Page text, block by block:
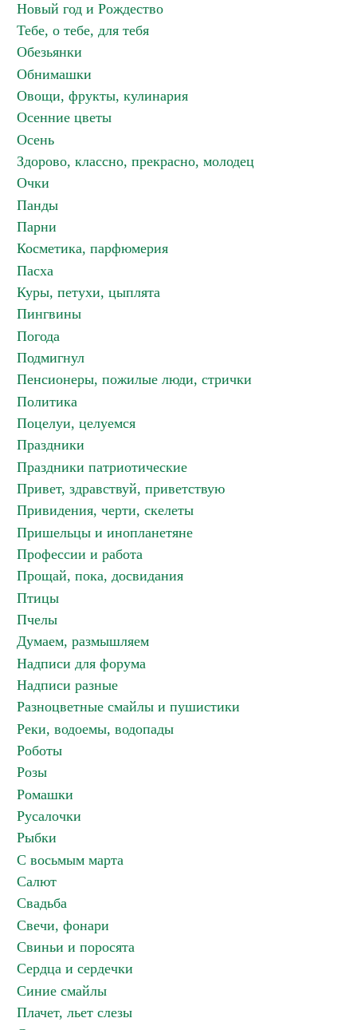
Новый год и Рождество
Тебе, о тебе, для тебя
Обезьянки
Обнимашки
Овощи, фрукты, кулинария
Осенние цветы
Осень
Здорово, классно, прекрасно, молодец
Очки
Панды
Парни
Косметика, парфюмерия
Пасха
Куры, петухи, цыплята
Пингвины
Погода
Подмигнул
Пенсионеры, пожилые люди, стрички
Политика
Поцелуи, целуемся
Праздники
Праздники патриотические
Привет, здравствуй, приветствую
Привидения, черти, скелеты
Пришельцы и инопланетяне
Профессии и работа
Прощай, пока, досвидания
Птицы
Пчелы
Думаем, размышляем
Надписи для форума
Надписи разные
Разноцветные смайлы и пушистики
Реки, водоемы, водопады
Роботы
Розы
Ромашки
Русалочки
Рыбки
С восьмым марта
Салют
Свадьба
Свечи, фонари
Свиньи и поросята
Сердца и сердечки
Синие смайлы
Плачет, льет слезы